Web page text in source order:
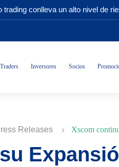
trading conlleva un alto nivel de
Traders Inversores Socios
Releases Xscom